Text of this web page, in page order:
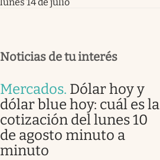
lunes 14 de julio
Noticias de tu interés
Mercados. Dólar hoy y
dólar blue hoy: cuál es la
cotización del lunes 10
de agosto minuto a
minuto